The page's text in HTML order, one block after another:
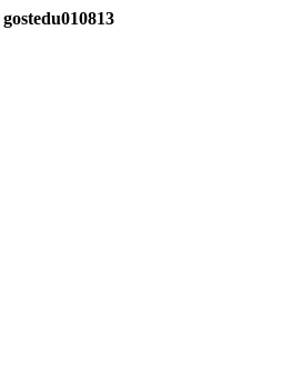
gostedu010813